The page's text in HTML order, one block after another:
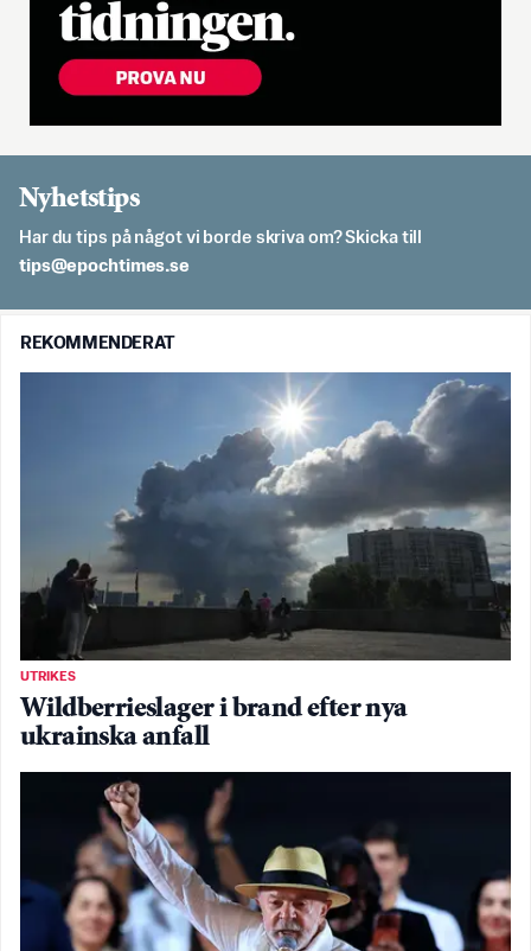
Nyhetstips
Har du tips på något vi borde skriva om? Skicka till
es.semithcope@spit
REKOMMENDERAT
UTRIKES
Wildberrieslager i brand efter nya
ukrainska anfall